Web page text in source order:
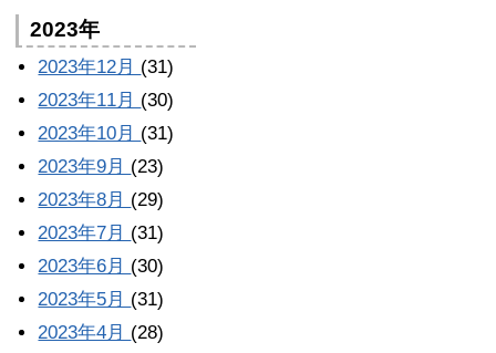
2023年
2023年12月 (31)
2023年11月 (30)
2023年10月 (31)
2023年9月 (23)
2023年8月 (29)
2023年7月 (31)
2023年6月 (30)
2023年5月 (31)
2023年4月 (28)